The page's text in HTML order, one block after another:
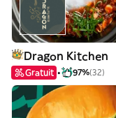
Dragon Kitchen
Gratuit 97%(32)